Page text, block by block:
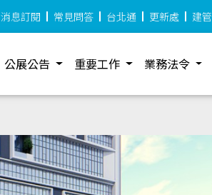
消息訂閱 常見問答 台北通 更新處 建
公展公告 重要工作 業務法令